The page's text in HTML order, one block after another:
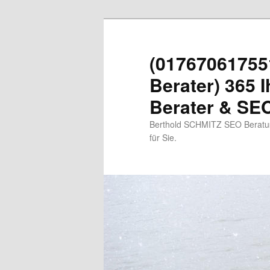
Berater) 365
Berater &
Berthold SCHMITZ SEO
für Sie.